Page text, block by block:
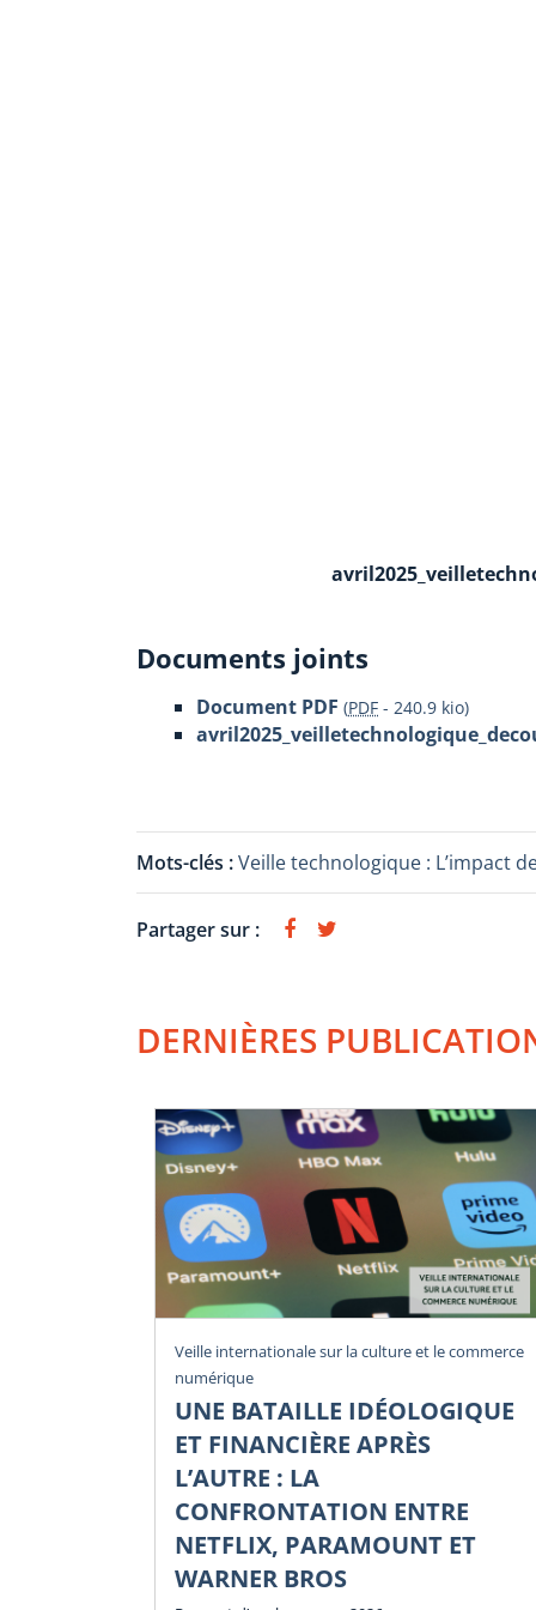
Documents joints
Document PDF (PDF - 240.9 kio)
Mots-clés :Veille technologique : L’impact
Partager sur :
DERNIÈRES
Veille internationale sur la culture et le commerce
numérique
UNE BATAILLE IDÉOLOGIQUE
ET FINANCIÈRE APRÈS
L’AUTRE : LA
CONFRONTATION ENTRE
NETFLIX, PARAMOUNT ET
WARNER BROS